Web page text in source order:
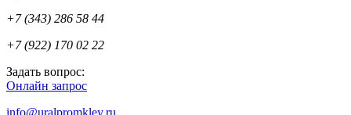
+7 (343) 286 58 44
+7 (922) 170 02 22
Задать вопрос:
Онлайн запрос